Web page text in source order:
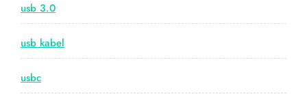
usb 3.0
usb kabel
usbc